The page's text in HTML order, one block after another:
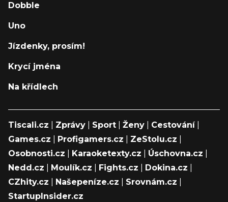
Dobble
Uno
Jízdenky, prosím!
Krycí jména
Na křídlech
Tiscali.cz Zprávy Sport Ženy Cestování|
Games.cz
Profigamers.cz ZeStolu.cz
Osobnosti.cz
Karaoketexty.cz Úschovna.cz
Nedd.cz
Moulík.cz Fights.cz Dokina.cz
CZhity.cz
Našepeníze.cz Srovnám.cz
StartupInsider.cz